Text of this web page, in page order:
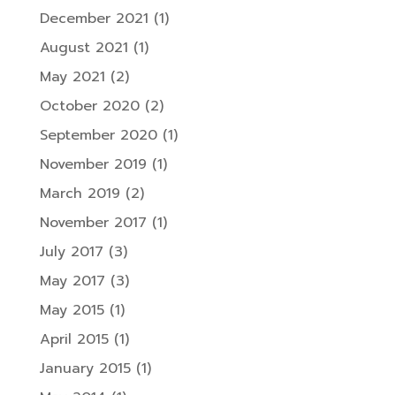
December 2021 (1)
August 2021 (1)
May 2021 (2)
October 2020(2)
September 2020(1)
November 2019 (1)
March 2019 (2)
November 2017 (1)
July 2017 (3)
May 2017 (3)
May 2015(1)
April 2015(1)
January 2015(1)